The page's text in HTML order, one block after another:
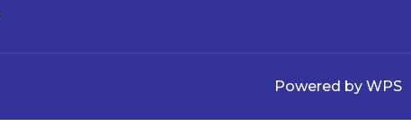
Powered by WPS